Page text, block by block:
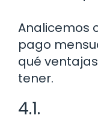
Analicemos
pago
qué
tener.
4.1.